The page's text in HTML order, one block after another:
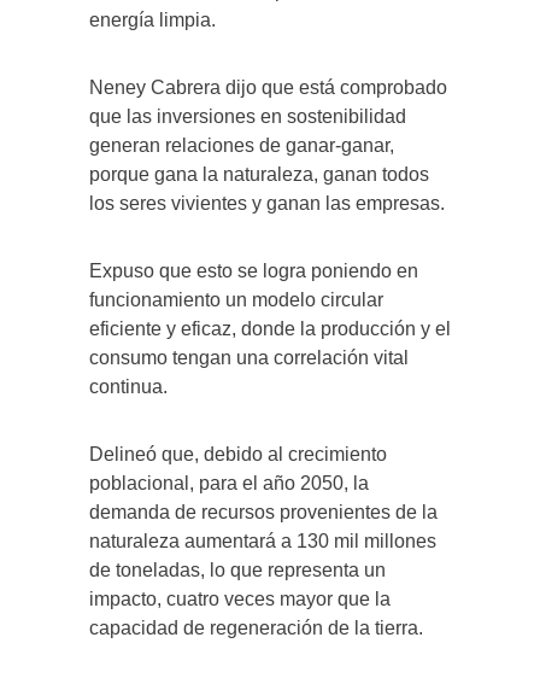
energía limpia.
Neney Cabrera dijo que está comprobado
que las inversiones en sostenibilidad
generan relaciones de ganar-ganar,
porque gana la naturaleza, ganan todos
los seres vivientes y ganan las empresas.
Expuso que esto se logra poniendo en
funcionamiento un modelo circular
eficiente y eficaz, donde la producción y el
consumo tengan una correlación vital
continua.
Delineó que, debido al crecimiento
poblacional, para el año 2050, la
demanda de recursos provenientes de la
naturaleza aumentará a 130 mil millones
de toneladas, lo que representa un
impacto, cuatro veces mayor que la
capacidad de regeneración de la tierra.